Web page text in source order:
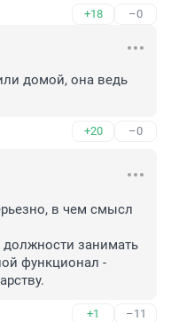
+18 –0
домой, она ведь
+20 –0
в чем смысл
занимать
функционал -
+1 –11